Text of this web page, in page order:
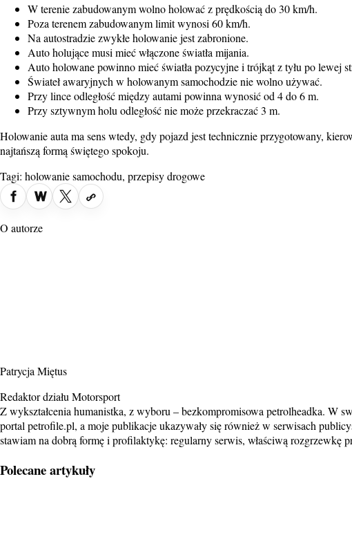
W terenie zabudowanym wolno holować z prędkością do 30 km/h.
Poza terenem zabudowanym limit wynosi 60 km/h.
Na autostradzie zwykłe holowanie jest zabronione.
Auto holujące musi mieć włączone światła mijania.
Auto holowane powinno mieć światła pozycyjne i trójkąt z tyłu po lewej
Świateł awaryjnych w holowanym samochodzie nie wolno używać.
Przy lince odległość między autami powinna wynosić od 4 do 6 m.
Przy sztywnym holu odległość nie może przekraczać 3 m.
Holowanie auta ma sens wtedy, gdy pojazd jest technicznie przygotowany,
najtańszą formą świętego spokoju.
Tagi: holowanie samochodu, przepisy drogowe
O autorze
Patrycja Miętus
Redaktor działu Motorsport
Z wykształcenia humanistka, z wyboru – bezkompromisowa petrolheadka. W
portal petrofile.pl, a moje publikacje ukazywały się również w serwisach
stawiam na dobrą formę i profilaktykę: regularny serwis, właściwą rozgrzewkę
Polecane artykuły